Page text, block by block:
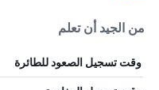
من الجيد أن تعلم
وقت تسجيل الصعود للطائرة